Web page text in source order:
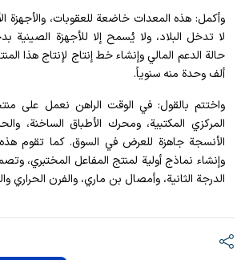
وأكمل: هذه المعدات خاضعة للعقوبات، والأجهزة
لا تدخل البلاد، ولا يُسمح إلا للأجهزة الصينية
حالة الدعم المالي وإنشاء خط إنتاج لإنتاج هذا
ألف وحدة منه سنوياً.
واختتم بالقول: في الوقت الراهن نعمل على
المركزي المكتبية، ومحرك الأطباق الساخنة،
الأنسجة جاهزة للعرض في السوق. كما تقوم
وإنشاء نماذج أولية لمنتج المفاعل المختبري،
الدرجة الثانية، وأمصال بن ماري، والفرن الحراري